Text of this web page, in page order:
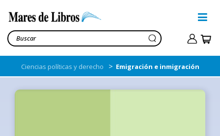
Ciencias políticas y derecho > Emigración e inmigración